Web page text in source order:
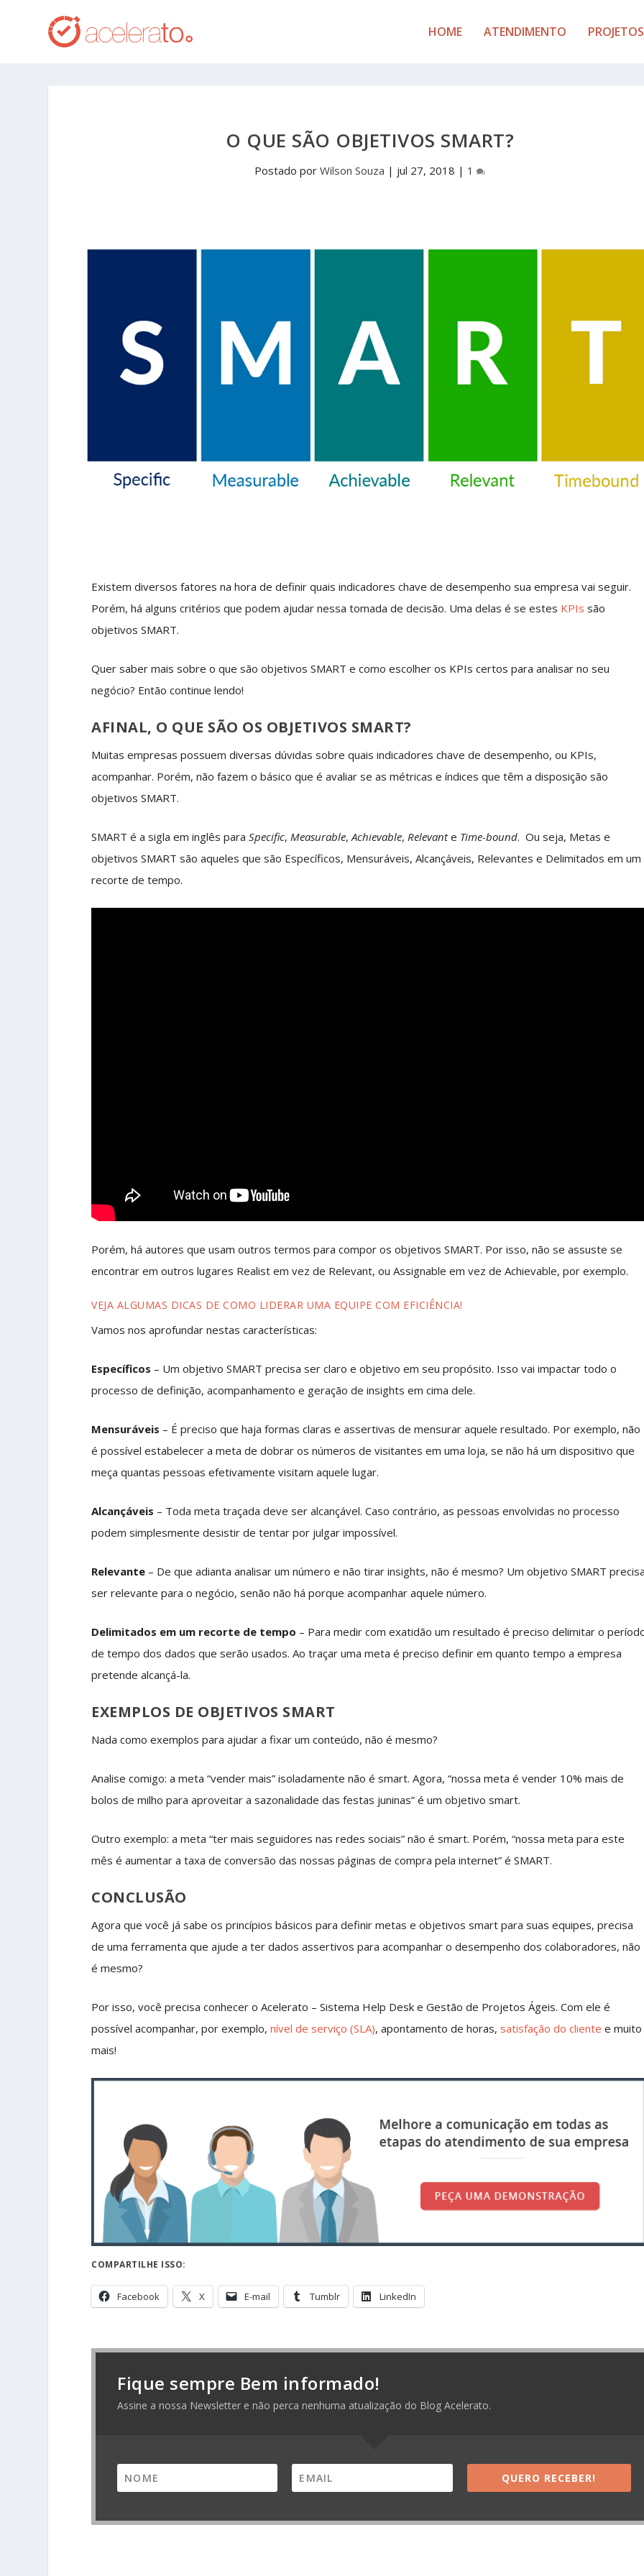
HOME ATENDIMENTO PROJETOS
O QUE SÃO OBJETIVOS SMART?
Postado porWilson Souza | jul 27, 2018 | 1
Existem diversos fatores na hora de definir quais indicadores chave de desempenho sua empresa vai seguir.
Porém, há alguns critérios que podem ajudar nessa tomada de decisão. Uma delas é se estes KPIs são
objetivos SMART.
Quer saber mais sobre o que são objetivos SMART e como escolher os KPIs certos para analisar no seu
negócio? Então continue lendo!
AFINAL, O QUE SÃO OS OBJETIVOS SMART?
Muitas empresas possuem diversas dúvidas sobre quais indicadores chave de desempenho, ou KPIs,
acompanhar. Porém, não fazem o básico que é avaliar se as métricas e índices que têm a disposição são
objetivos SMART.
SMART é a sigla em inglês paraSpecific,Measurable,Achievable,Relevante Time-bound. Ou seja, Metas e
objetivos SMART são aqueles que são Específicos, Mensuráveis, Alcançáveis, Relevantes e Delimitados em um
recorte de tempo.
Porém, há autores que usam outros termos para compor os objetivos SMART. Por isso, não se assuste se
encontrar em outros lugares Realist em vez de Relevant, ou Assignable em vez de Achievable, por exemplo.
VEJA ALGUMAS DICAS DE COMO LIDERAR UMA EQUIPE COM EFICIÊNCIA!
Vamos nos aprofundar nestas características:
Específicos – Um objetivo SMART precisa ser claro e objetivo em seu propósito. Isso vai impactar todo o
processo de definição, acompanhamento e geração de insights em cima dele.
Mensuráveis – É preciso que haja formas claras e assertivas de mensurar aquele resultado. Por exemplo, não
é possível estabelecer a meta de dobrar os números de visitantes em uma loja, se não há um dispositivo que
meça quantas pessoas efetivamente visitam aquele lugar.
Alcançáveis – Toda meta traçada deve ser alcançável. Caso contrário, as pessoas envolvidas no processo
podem simplesmente desistir de tentar por julgar impossível.
Relevante – De que adianta analisar um número e não tirar insights, não é mesmo? Um objetivo SMART
ser relevante para o negócio, senão não há porque acompanhar aquele número.
Delimitados em um recorte de tempo – Para medir com exatidão um resultado é preciso delimitar o
de tempo dos dados que serão usados. Ao traçar uma meta é preciso definir em quanto tempo a empresa
pretende alcançá-la.
EXEMPLOS DE OBJETIVOS SMART
Nada como exemplos para ajudar a fixar um conteúdo, não é mesmo?
Analise comigo: a meta “vender mais” isoladamente não é smart. Agora, “nossa meta é vender 10% mais de
bolos de milho para aproveitar a sazonalidade das festas juninas” é um objetivo smart.
Outro exemplo: a meta “ter mais seguidores nas redes sociais” não é smart. Porém, “nossa meta para este
mês é aumentar a taxa de conversão das nossas páginas de compra pela internet” é SMART.
CONCLUSÃO
Agora que você já sabe os princípios básicos para definir metas e objetivos smart para suas equipes, precisa
de uma ferramenta que ajude a ter dados assertivos para acompanhar o desempenho dos colaboradores, não
é mesmo?
Por isso, você precisa conhecer o Acelerato – Sistema Help Desk e Gestão de Projetos Ágeis. Com ele é
possível acompanhar, por exemplo,nível de serviço (SLA), apontamento de horas,satisfação do cliente e muito
mais!
COMPARTILHE ISSO:
Facebook X E-mail Tumblr LinkedIn
Fique sempre Bem informado!
Assine a nossa Newsletter e não perca nenhuma atualização do Blog Acelerato.
QUERO RECEBER!